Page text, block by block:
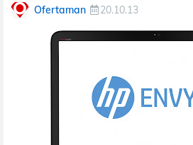
Ofertaman 20.10.13